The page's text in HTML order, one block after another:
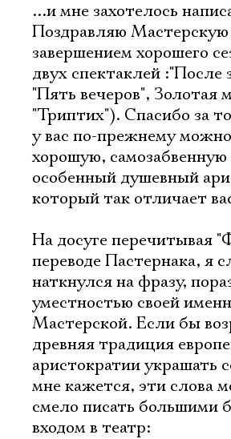
...и мне захотелось
Поздравляю Мастерскую
завершением хорошего
двух спектаклей :"После
"Пять вечеров", Золотая
"Триптих"). Спасибо за
у вас по-прежнему
хорошую, самозабвенную
особенный душевный
который так отличает
На досуге перечитывая
переводе Пастернака, я
наткнулся на фразу,
уместностью своей
Мастерской. Если бы
древняя традиция
аристократии украшать
мне кажется, эти слова
смело писать большими
входом в театр: